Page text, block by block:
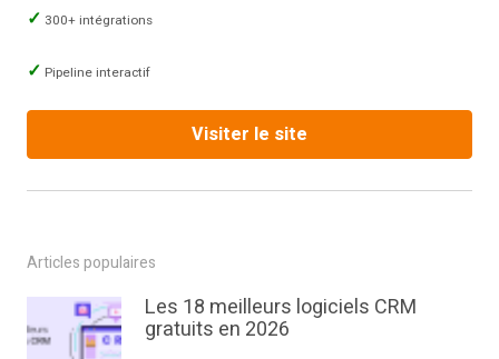
300+ intégrations
Pipeline interactif
Visiter le site
Articles populaires
Les 18 meilleurs logiciels CRM
gratuits en 2026